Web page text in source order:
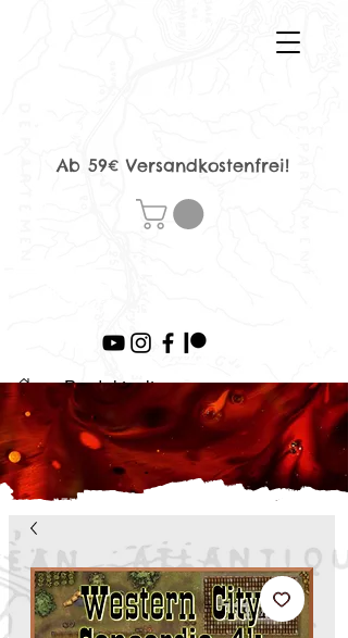
Ab 59€ Versandkostenfrei!
> Produktseite